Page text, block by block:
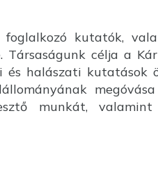
kutatók,
célja a
halászati kutatások
munkát,